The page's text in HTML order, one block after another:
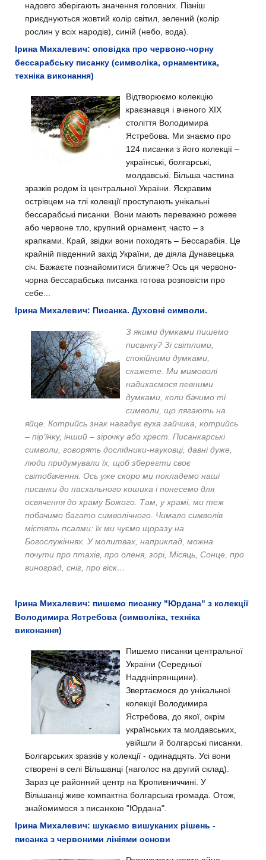
надовго зберігають значення головних. Пізніш
приєднуються жовтий колір світил, зелений (колір
рослин у всіх народів), синій (небо, вода).
Ірина Михалевич: оповідка про червоно-чорну
бессарабську писанку (символіка, орнаментика,
техніка виконання)
Відтворюємо колекцію
краєзнавця і вченого XIX
століття Володимира
Ястребова. Ми знаємо про
124 писанки з його колекції –
українські, болгарські,
молдавські. Більша частина
зразків родом із центральної України. Яскравим
острівцем на тлі колекції проступають унікальні
бессарабські писанки. Вони мають переважно рожеве
або червоне тло, крупний орнамент, часто – з
крапками. Край, звідки вони походять – Бессарабія. Це
крайній південний захід України, де діяла Дунавецька
січ. Бажаєте познайомитися ближче? Ось ця червоно-
чорна бессарабська писанка готова розповісти про
себе...
Ірина Михалевич: Писанка. Духовні символи.
З якими думками пишемо
писанку? Зі світлими,
спокійними думками,
скажете. Ми мимоволі
надихаємося певними
думками, коли бачимо ті
символи, що лягають на
яйце. Котрийсь знак нагадує вуха зайчика, котрийсь
– пір’їнку, інший – зірочку або хрест. Писанкарські
символи, говорять дослідники-науковці, давні дуже,
люди придумували їх, щоб зберегти своє
світобачення. Ось уже скоро ми покладемо наші
писанки до пасхального кошика і понесемо для
освячення до храму Божого. Там, у храмі, ми теж
побачимо багато символічного. Чимало символів
містять псалми: їх ми чуємо щоразу на
Богослужіннях. У молитвах, наприклад, можна
почути про птахів, про оленя, зорі, Місяць, Сонце, про
виноград, сніг, про віск…
Ірина Михалевич: пишемо писанку "Юрдана" з колекції
Володимира Ястребова (символіка, техніка
виконання)
Пишемо писанки центральної
України (Середньої
Наддніпрянщини).
Звертаємося до унікальної
колекції Володимира
Ястребова, до якої, окрім
українських та молдавських,
увійшли й болгарські писанки.
Болгарських зразків у колекції - одинадцять. Усі вони
створені в селі Вільшанці (наголос на другий склад).
Зараз це районний центр на Кропивниччині. У
Вільшанці живе компактна болгарська громада. Отож,
знайомимося з писанкою "Юрдана".
Ірина Михалевич: шукаємо вишуканих рішень -
писанка з червоними лініями основи